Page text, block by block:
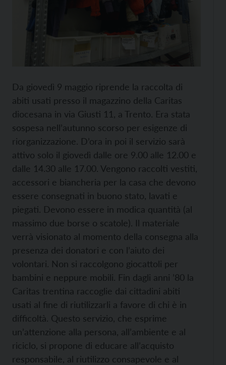
Da giovedì 9 maggio riprende la raccolta di
abiti usati presso il magazzino della Caritas
diocesana in via Giusti 11, a Trento. Era stata
sospesa nell’autunno scorso per esigenze di
riorganizzazione. D’ora in poi il servizio sarà
attivo solo il giovedì dalle ore 9.00 alle 12.00 e
dalle 14.30 alle 17.00. Vengono raccolti vestiti,
accessori e biancheria per la casa che devono
essere consegnati in buono stato, lavati e
piegati. Devono essere in modica quantità (al
massimo due borse o scatole). Il materiale
verrà visionato al momento della consegna alla
presenza dei donatori e con l’aiuto dei
volontari. Non si raccolgono giocattoli per
bambini e neppure mobili. Fin dagli anni ’80 la
Caritas trentina raccoglie dai cittadini abiti
usati al fine di riutilizzarli a favore di chi è in
difficoltà. Questo servizio, che esprime
un’attenzione alla persona, all’ambiente e al
riciclo, si propone di educare all’acquisto
responsabile, al riutilizzo consapevole e al